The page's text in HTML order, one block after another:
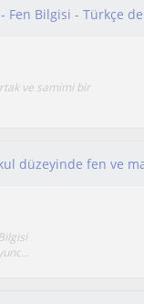
ve samimi bir